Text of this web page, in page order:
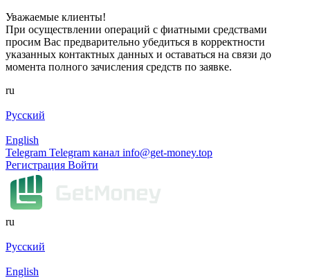
Уважаемые клиенты!
При осуществлении операций с фиатными средствами
просим Вас предварительно убедиться в корректности
указанных контактных данных и оставаться на связи до
момента полного зачисления средств по заявке.
ru
Русский
English
Telegram Telegram канал info@get-money.top
Регистрация Войти
ru
Русский
English